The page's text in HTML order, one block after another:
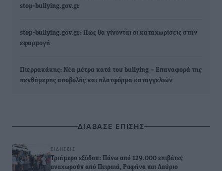
stop-bullying.gov.gr
stop-bullying.gov.gr: Πώς θα γίνονται οι καταχωρίσεις στην
εφαρμογή
Πιερρακάκης: Νέα μέτρα κατά του bullying – Επαναφορά της
πενθήμερης αποβολής και πλατφόρμα καταγγελιών
ΔΙΑΒΑΣΕ ΕΠΙΣΗΣ
ΕΙΔΉΣΕΙΣ
Τριήμερο εξόδου: Πάνω από 129.000 επιβάτες
αναχωρούν από Πειραιά, Ραφήνα και Λαύριο